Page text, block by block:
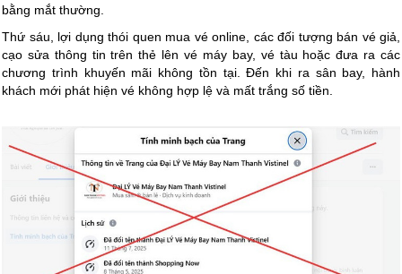
bằng mắt thường.
Thứ sáu, lợi dụng thói quen mua vé online, các đối tượng bán vé giả,
cạo sửa thông tin trên thẻ lên vé máy bay, vé tàu hoặc đưa ra các
chương trình khuyến mãi không tồn tại. Đến khi ra sân bay, hành
khách mới phát hiện vé không hợp lệ và mất trắng số tiền.